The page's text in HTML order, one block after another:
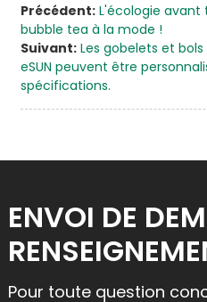
Précédent: L'écologie avant
bubble tea à la mode !
Suivant: Les gobelets et
eSUN peuvent être
spécifications.
ENVOI DE
Pour toute question